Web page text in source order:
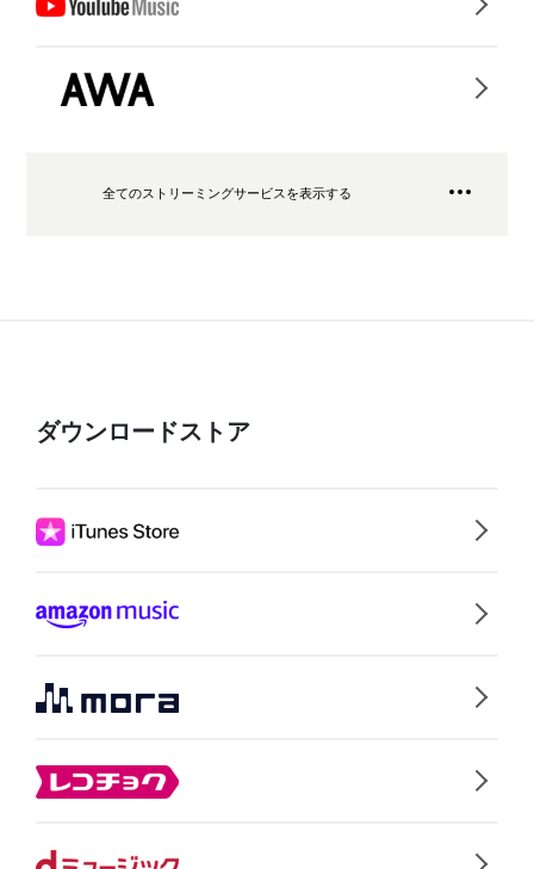
全てのストリーミングサービスを表示する
ダウンロードストア